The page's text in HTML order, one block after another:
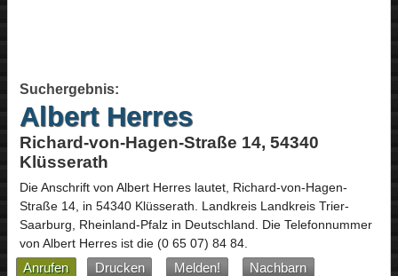
Suchergebnis:
Albert Herres
Richard-von-Hagen-Straße 14, 54340
Klüsserath
Die Anschrift von Albert Herreslautet, Richard-von-Hagen-
Straße 14, in 54340 Klüsserath. Landkreis Landkreis Trier-
Saarburg, Rheinland-Pfalzin Deutschland. Die Telefonnummer
von Albert Herres ist die (0 65 07) 84 84.
Anrufen Drucken Melden!
Nachbarn